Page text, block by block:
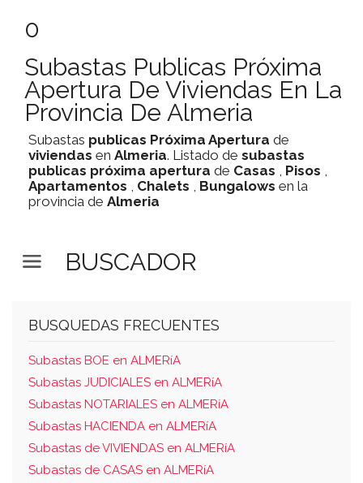
0
Subastas Publicas Próxima
Apertura De Viviendas En La
Provincia De Almeria
Subastas publicas Próxima Apertura de
viviendas en Almeria. Listado de subastas
publicas próxima apertura de Casas , Pisos ,
Apartamentos , Chalets , Bungalows en la
provincia de Almeria
BUSCADOR
BUSQUEDAS FRECUENTES
Subastas BOE en ALMERíA
Subastas JUDICIALES en ALMERíA
Subastas NOTARIALES en ALMERíA
Subastas HACIENDA en ALMERíA
Subastas de VIVIENDAS en ALMERíA
Subastas de CASAS en ALMERíA